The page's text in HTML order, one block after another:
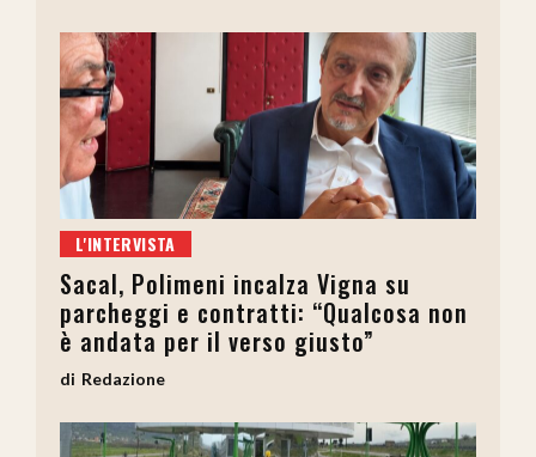
L'INTERVISTA
Sacal, Polimeni incalza Vigna su
parcheggi e contratti: “Qualcosa non
è andata per il verso giusto”
Redazione